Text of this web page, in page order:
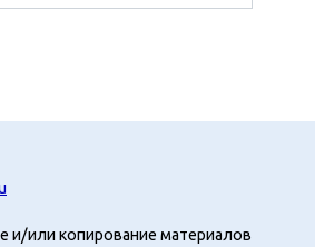
и/или копирование материалов